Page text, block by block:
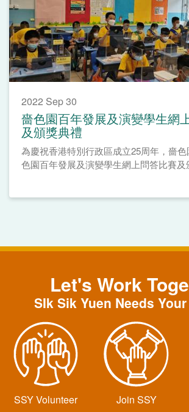
2022 Sep 30
嗇色園百年發展及演變學生網
及頒獎典禮
為慶祝香港特別行政區成立25周年，嗇
色園百年發展及演變學生網上問答比賽及
Let's Work
SIk Sik Yuen Needs
SSY Volunteer Join SSY